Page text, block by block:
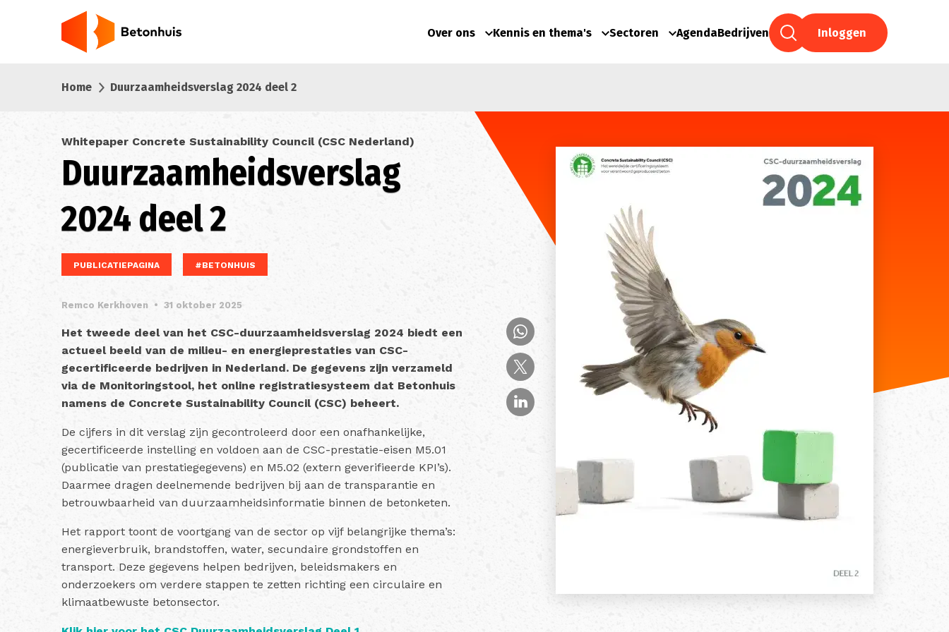
Over ons Kennis en thema's Sectoren AgendaBedrijven Inloggen
Home Duurzaamheidsverslag 2024 deel 2
Whitepaper Concrete Sustainability Council (CSC Nederland)
Duurzaamheidsverslag
2024 deel 2
PUBLICATIEPAGINA #BETONHUIS
Remco Kerkhoven • 31 oktober 2025
Het tweede deel van het CSC-duurzaamheidsverslag 2024 biedt een
actueel beeld van de milieu- en energieprestaties van CSC-
gecertificeerde bedrijven in Nederland. De gegevens zijn verzameld
via de Monitoringstool, het online registratiesysteem dat Betonhuis
namens de Concrete Sustainability Council (CSC) beheert.
De cijfers in dit verslag zijn gecontroleerd door een onafhankelijke,
gecertificeerde instelling en voldoen aan de CSC-prestatie-eisen M5.01
(publicatie van prestatiegegevens) en M5.02 (extern geverifieerde KPI’s).
Daarmee dragen deelnemende bedrijven bij aan de transparantie en
betrouwbaarheid van duurzaamheidsinformatie binnen de betonketen.
Het rapport toont de voortgang van de sector op vijf belangrijke thema’s:
energieverbruik, brandstoffen, water, secundaire grondstoffen en
transport. Deze gegevens helpen bedrijven, beleidsmakers en
onderzoekers om verdere stappen te zetten richting een circulaire en
klimaatbewuste betonsector.